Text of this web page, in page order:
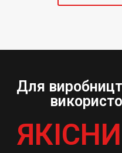
Для